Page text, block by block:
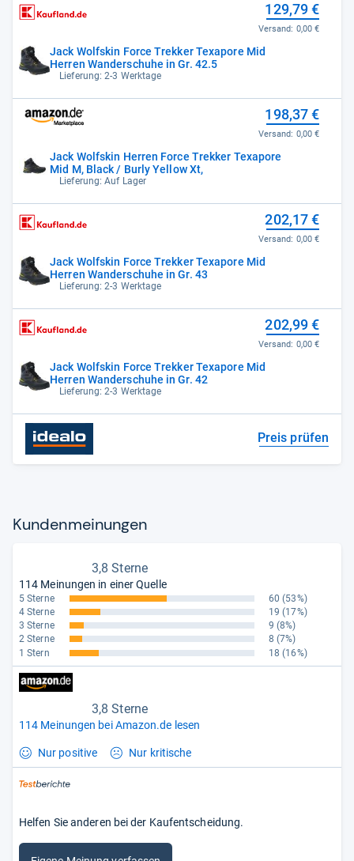
Jack Wolfskin Force Trekker Texapore Mid
Herren Wanderschuhe in Gr. 42.5
Lieferung: 2-3 Werktage
129,79 €
Versand: 0,00 €
Jack Wolfskin Herren Force Trekker Texapore
Mid M, Black / Burly Yellow Xt,
Lieferung: Auf Lager
198,37 €
Versand: 0,00 €
Jack Wolfskin Force Trekker Texapore Mid
Herren Wanderschuhe in Gr. 43
Lieferung: 2-3 Werktage
202,17 €
Versand: 0,00 €
Jack Wolfskin Force Trekker Texapore Mid
Herren Wanderschuhe in Gr. 42
Lieferung: 2-3 Werktage
202,99 €
Versand: 0,00 €
Preis prüfen
Kun­den­mei­nun­gen
3,8 Sterne
114 Meinungen in einer Quelle
5 Sterne 60 (53%)
4 Sterne
19 (17%)
3 Sterne
9 (8%)
2 Sterne
8 (7%)
1 Stern
18 (16%)
3,8 Sterne
114 Meinungen bei Amazon.de lesen
Nur positive Nur kritische
Helfen Sie anderen bei der Kaufentscheidung.